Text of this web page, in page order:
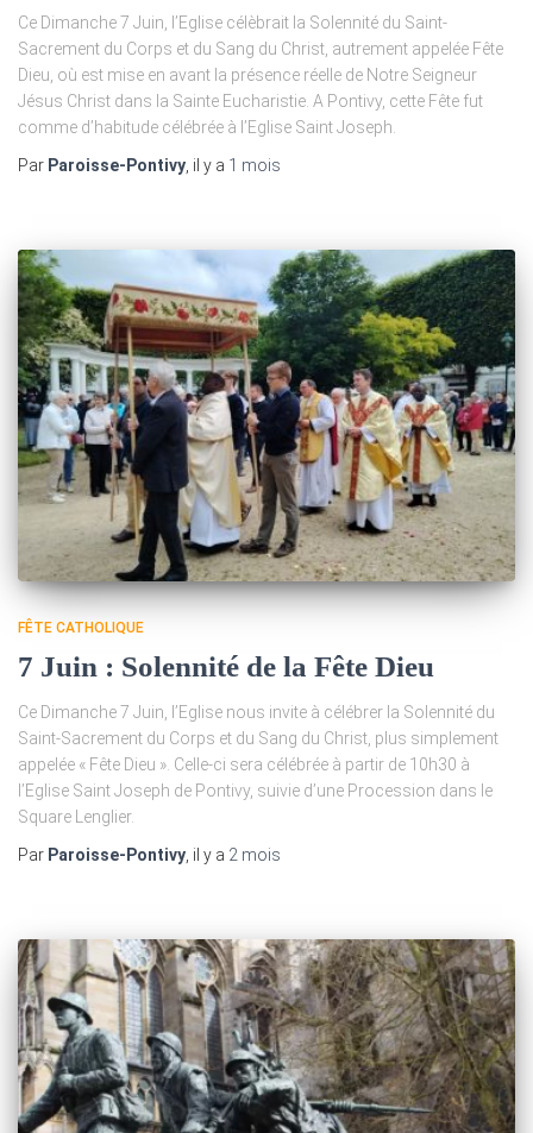
Ce Dimanche 7 Juin, l’Eglise célèbrait la Solennité du Saint-
Sacrement du Corps et du Sang du Christ, autrement appelée Fête
Dieu, où est mise en avant la présence réelle de Notre Seigneur
Jésus Christ dans la Sainte Eucharistie. A Pontivy, cette Fête fut
comme d’habitude célébrée à l’Eglise Saint Joseph.
Par Paroisse-Pontivy , il y a 1 mois
FÊTE CATHOLIQUE
7 Juin : Solennité de la Fête Dieu
Ce Dimanche 7 Juin, l’Eglise nous invite à célébrer la Solennité du
Saint-Sacrement du Corps et du Sang du Christ, plus simplement
appelée « Fête Dieu ». Celle-ci sera célébrée à partir de 10h30 à
l’Eglise Saint Joseph de Pontivy, suivie d’une Procession dans le
Square Lenglier.
Par Paroisse-Pontivy , il y a 2 mois